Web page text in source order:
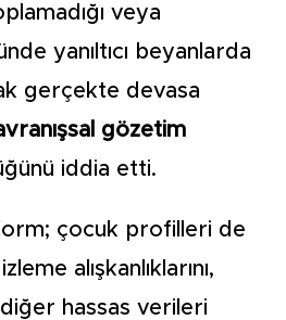
veya
yanıltıcı beyanlarda
gerçekte devasa
gözetim
iddia etti.
çocuk profilleri de
alışkanlıklarını,
hassas verileri